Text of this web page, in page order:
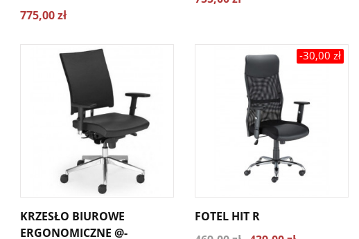
775,00 zł
KRZESŁO BIUROWE
ERGONOMICZNE @-
-30,00 zł
FOTEL HIT R